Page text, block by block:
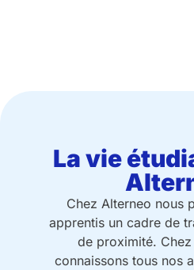
La vie
Chez Alterneo nous
apprentis un cadre de
de proximité.
connaissons tous nos